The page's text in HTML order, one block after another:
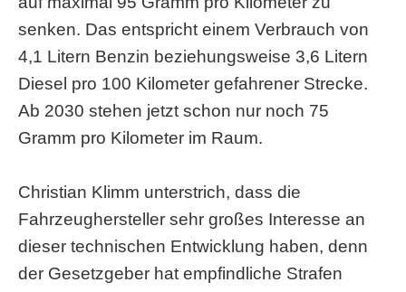
senken. Das entspricht einem Verbrauch von
4,1 Litern Benzin beziehungsweise 3,6 Litern
Diesel pro 100 Kilometer gefahrener Strecke.
Ab 2030 stehen jetzt schon nur noch 75
Gramm pro Kilometer im Raum.
Christian Klimm unterstrich, dass die
Fahrzeughersteller sehr großes Interesse an
dieser technischen Entwicklung haben, denn
der Gesetzgeber hat empfindliche Strafen